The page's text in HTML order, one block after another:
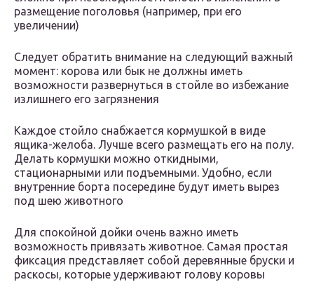
размещение поголовья (например, при его
увеличении)
Следует обратить внимание на следующий важный
момент: корова или бык не должны иметь
возможности развернуться в стойле во избежание
излишнего его загрязнения
Каждое стойло снабжается кормушкой в виде
ящика-желоба. Лучше всего размещать его на полу.
Делать кормушки можно откидными,
стационарными или подъемными. Удобно, если
внутренние борта посередине будут иметь вырез
под шею животного
Для спокойной дойки очень важно иметь
возможность привязать животное. Самая простая
фиксация представляет собой деревянные бруски и
раскосы, которые удерживают голову коровы